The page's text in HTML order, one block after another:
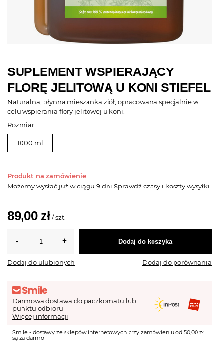
SUPLEMENT WSPIERAJĄCY
FLORĘ JELITOWĄ U KONI STIEFEL
Naturalna, płynna mieszanka ziół, opracowana specjalnie w
celu wspierania flory jelitowej u koni.
Rozmiar:
1000 ml
Produkt na zamówienie
Możemy wysłać już w ciągu 9 dni Sprawdź czasy i koszty wysyłki
89,00 zł /szt.
Dodaj do koszyka
Dodaj do ulubionych Dodaj do porównania
Darmowa dostawa do paczkomatu lub
punktu odbioru
Więcej informacji
Smile - dostawy ze sklepów internetowych przy zamówieniu od 50,00 zł
są za darmo